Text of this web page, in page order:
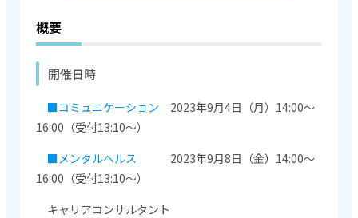
概要
開催日時
■コミュニケーション 2023年9月4日（月）14:00～
16:00（受付13:10～）
■メンタルヘルス
2023年9月8日（金）14:00～
16:00（受付13:10～）
キャリアコンサルタント